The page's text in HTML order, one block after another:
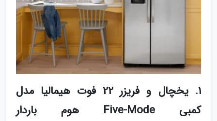
1. یخچال و فریزر 22 فوت هیمالیا مدل
کمبی Five-Mode هوم باردار